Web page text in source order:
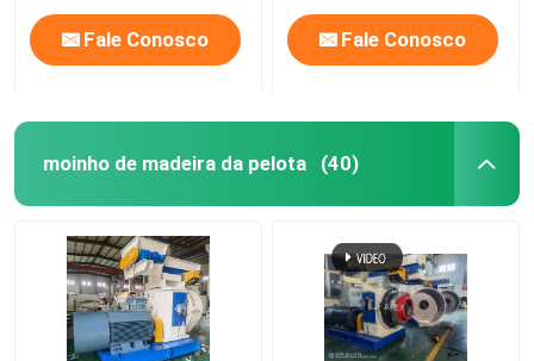
Máquina do moinho de martelo
Silos de armazenamento de grãos
Fale Conosco Fale Conosco
moinho de madeira da pelota (40)